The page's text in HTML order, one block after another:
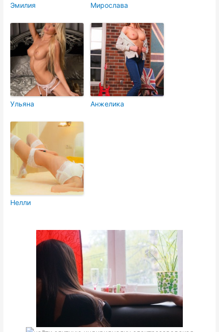
Эмилия Мирослава
Ульяна Анжелика
Нелли